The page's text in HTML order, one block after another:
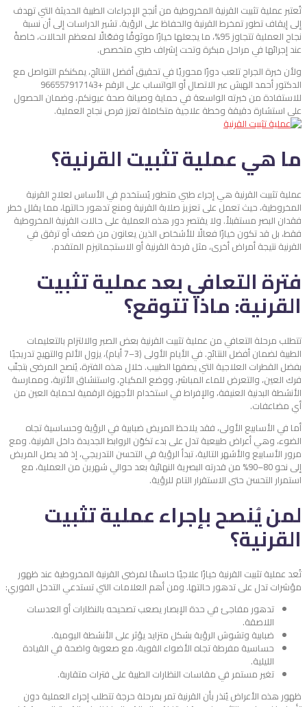
تُعتبر عملية تثبيت القرنية المخروطية من أنجح الإجراءات الطبية الحديثة التي تهدف
إلى إيقاف تطور تمخرط القرنية والحفاظ على الرؤية. تشير الدراسات إلى أن نسبة
نجاح العملية تتجاوز 95%، ما يجعلها خيارًا موثوقًا وفعّالًا لمعظم الحالات، خاصةً
عند إجرائها في مراحل مبكرة وتحت إشراف طبي متخصص.
ولأن خبرة الجراح تلعب دورًا محوريًا في تحقيق أفضل النتائج، يمكنكم التواصل مع
الدكتور أحمد الهبش عبر الاتصال أو الواتساب على الرقم +966557917143
للاستفادة من خبرته الواسعة في حماية وصيانة صحة عيونكم، وضمان الحصول
على استشارة دقيقة وخطة علاجية متكاملة تعزز فرص نجاح العملية.
ما هي عملية تثبيت القرنية؟
عملية تثبيت القرنية هي إجراء طبي متطور يُستخدم في الأساس لعلاج القرنية
المخروطية، حيث تعمل على تعزيز صلابة القرنية ومنع تدهور حالتها، مما يقلل خطر
فقدان البصر مستقبلاً. ولا يقتصر دور هذه العملية على حالات القرنية المخروطية
فقط، بل قد تكون خيارًا فعالًا للأشخاص الذين يعانون من ضعف أو ترقق في
القرنية نتيجة أمراض أخرى، مثل قرحة القرنية أو الاستجماتيزم المتقدم.
فترة التعافي بعد عملية تثبيت
القرنية: ماذا تتوقع؟
تتطلب مرحلة التعافي من عملية تثبيت القرنية بعض الصبر والالتزام بالتعليمات
الطبية لضمان أفضل النتائج. في الأيام الأولى (3–7 أيام)، يزول الألم والتهيج تدريجيًا
بفضل القطرات العلاجية التي يصفها الطبيب. خلال هذه الفترة، يُنصح المرضى بتجنّب
فرك العين، والتعرض للماء المباشر، ووضع المكياج، واستنشاق الأتربة، وممارسة
الأنشطة البدنية العنيفة، والإفراط في استخدام الأجهزة الرقمية لحماية العين من
أي مضاعفات.
أما في الأسابيع الأولى، فقد يلاحظ المريض ضبابية في الرؤية وحساسية تجاه
الضوء، وهي أعراض طبيعية تدل على بدء تكوّن الروابط الجديدة داخل القرنية. ومع
مرور الأسابيع والأشهر التالية، تبدأ الرؤية في التحسن التدريجي، إذ قد يصل المريض
إلى نحو 80–90% من قدرته البصرية النهائية بعد حوالي شهرين من العملية، مع
استمرار التحسن حتى الاستقرار التام للرؤية.
لمن يُنصح بإجراء عملية تثبيت
القرنية؟
تُعد عملية تثبيت القرنية خيارًا علاجيًا حاسمًا لمرضى القرنية المخروطية عند ظهور
مؤشرات تدل على تدهور حالتها. ومن أهم العلامات التي تستدعي التدخل الفوري:
تدهور مفاجئ في حدة الإبصار يصعب تصحيحه بالنظارات أو العدسات
اللاصقة.
ضبابية وتشوش الرؤية بشكل متزايد يؤثر على الأنشطة اليومية.
حساسية مفرطة تجاه الأضواء القوية، مع صعوبة واضحة في القيادة
الليلية.
تغير مستمر في مقاسات النظارات الطبية على فترات متقاربة.
ظهور هذه الأعراض يُنذر بأن القرنية تمر بمرحلة حرجة تتطلب إجراء العملية دون